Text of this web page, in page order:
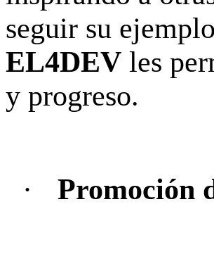
seguir su
EL4DEV les
y progreso.
· Promoción